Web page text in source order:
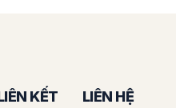
KẾT LIÊN HỆ